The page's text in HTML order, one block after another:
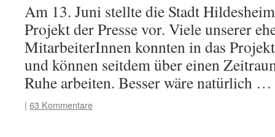
Am 13. Juni stellte die Stadt
Projekt der Presse vor. Viele unserer
MitarbeiterInnen konnten in das
und können seitdem über einen
Ruhe arbeiten. Besser wäre natürlich …
| 63 Kommentare